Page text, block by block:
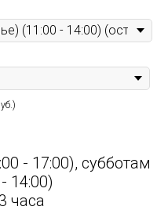
- 17:00), субботам
14:00)
часа